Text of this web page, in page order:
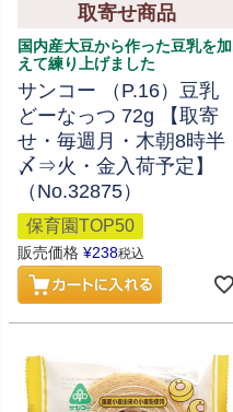
取寄せ商品
国内産大豆から作った豆乳を加
えて練り上げました
サンコー （P.16）豆乳
どーなっつ 72g 【取寄
せ・毎週月・木朝8時半
〆⇒火・金入荷予定】
（No.32875）
保育園TOP50
販売価格 ¥238税込